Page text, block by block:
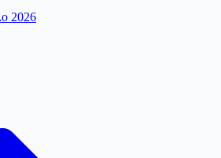
2026